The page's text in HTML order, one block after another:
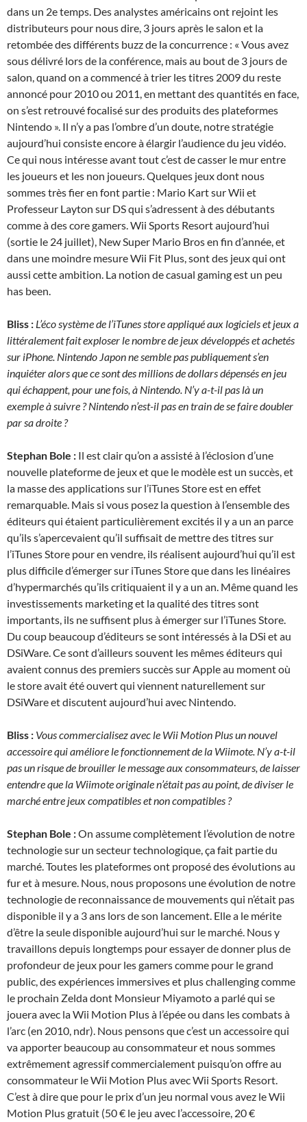
dans un 2e temps. Des analystes américains ont rejoint les
distributeurs pour nous dire, 3 jours après le salon et la
retombée des différents buzz de la concurrence : « Vous avez
sous délivré lors de la conférence, mais au bout de 3 jours de
salon, quand on a commencé à trier les titres 2009 du reste
annoncé pour 2010 ou 2011, en mettant des quantités en face,
on s’est retrouvé focalisé sur des produits des plateformes
Nintendo ». Il n’y a pas l’ombre d’un doute, notre stratégie
aujourd’hui consiste encore à élargir l’audience du jeu vidéo.
Ce qui nous intéresse avant tout c’est de casser le mur entre
les joueurs et les non joueurs. Quelques jeux dont nous
sommes très fier en font partie : Mario Kart sur Wii et
Professeur Layton sur DS qui s’adressent à des débutants
comme à des core gamers. Wii Sports Resort aujourd’hui
(sortie le 24 juillet), New Super Mario Bros en fin d’année, et
dans une moindre mesure Wii Fit Plus, sont des jeux qui ont
aussi cette ambition. La notion de casual gaming est un peu
has been.
Bliss : L’éco système de l’iTunes store appliqué aux logiciels et jeux a
littéralement fait exploser le nombre de jeux développés et achetés
sur iPhone. Nintendo Japon ne semble pas publiquement s’en
inquiéter alors que ce sont des millions de dollars dépensés en jeu
qui échappent, pour une fois, à Nintendo. N’y a-t-il pas là un
exemple à suivre ? Nintendo n’est-il pas en train de se faire doubler
par sa droite ?
Stephan Bole : Il est clair qu’on a assisté à l’éclosion d’une
nouvelle plateforme de jeux et que le modèle est un succès, et
la masse des applications sur l’iTunes Store est en effet
remarquable. Mais si vous posez la question à l’ensemble des
éditeurs qui étaient particulièrement excités il y a un an parce
qu’ils s’apercevaient qu’il suffisait de mettre des titres sur
l’iTunes Store pour en vendre, ils réalisent aujourd’hui qu’il est
plus difficile d’émerger sur iTunes Store que dans les linéaires
d’hypermarchés qu’ils critiquaient il y a un an. Même quand les
investissements marketing et la qualité des titres sont
importants, ils ne suffisent plus à émerger sur l’iTunes Store.
Du coup beaucoup d’éditeurs se sont intéressés à la DSi et au
DSiWare. Ce sont d’ailleurs souvent les mêmes éditeurs qui
avaient connus des premiers succès sur Apple au moment où
le store avait été ouvert qui viennent naturellement sur
DSiWare et discutent aujourd’hui avec Nintendo.
Bliss : Vous commercialisez avec le Wii Motion Plus un nouvel
accessoire qui améliore le fonctionnement de la Wiimote. N’y a-t-il
pas un risque de brouiller le message aux consommateurs, de laisser
entendre que la Wiimote originale n’était pas au point, de diviser le
marché entre jeux compatibles et non compatibles ?
Stephan Bole :On assume complètement l’évolution de notre
technologie sur un secteur technologique, ça fait partie du
marché. Toutes les plateformes ont proposé des évolutions au
fur et à mesure. Nous, nous proposons une évolution de notre
technologie de reconnaissance de mouvements qui n’était pas
disponible il y a 3 ans lors de son lancement. Elle a le mérite
d’être la seule disponible aujourd’hui sur le marché. Nous y
travaillons depuis longtemps pour essayer de donner plus de
profondeur de jeux pour les gamers comme pour le grand
public, des expériences immersives et plus challenging comme
le prochain Zelda dont Monsieur Miyamoto a parlé qui se
jouera avec la Wii Motion Plus à l’épée ou dans les combats à
l’arc (en 2010, ndr). Nous pensons que c’est un accessoire qui
va apporter beaucoup au consommateur et nous sommes
extrêmement agressif commercialement puisqu’on offre au
consommateur le Wii Motion Plus avec Wii Sports Resort.
C’est à dire que pour le prix d’un jeu normal vous avez le Wii
Motion Plus gratuit (50 € le jeu avec l’accessoire, 20 €